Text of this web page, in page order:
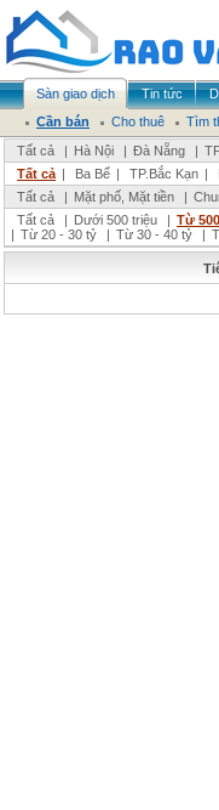
Sàn giao dịch Tin tức
Cần bán
Cho thuê
Tìm
Tất cả
| Hà Nội | Đà Nẵng |
Tất cả | Ba Bể | TP.Bắc Kạn |
Tất cả
| Mặt phố, Mặt tiền |
Tất cả
| Dưới 500 triệu | Từ
| Từ 20 - 30 tỷ | Từ 30 - 40 tỷ |